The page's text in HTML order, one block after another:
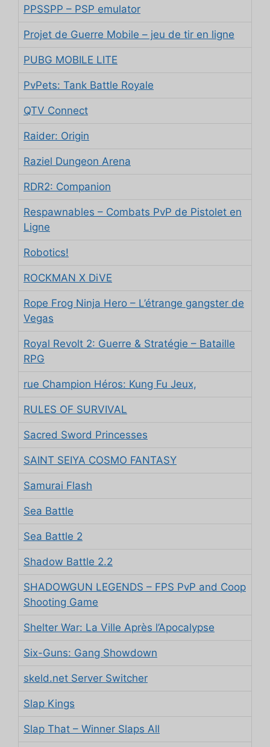
PPSSPP – PSP emulator
Projet de Guerre Mobile – jeu de tir en ligne
PUBG MOBILE LITE
PvPets: Tank Battle Royale
QTV Connect
Raider: Origin
Raziel Dungeon Arena
RDR2: Companion
Respawnables – Combats PvP de Pistolet en
Ligne
Robotics!
ROCKMAN X DiVE
Rope Frog Ninja Hero – L’étrange gangster de
Vegas
Royal Revolt 2: Guerre & Stratégie – Bataille
RPG
rue Champion Héros: Kung Fu Jeux,
RULES OF SURVIVAL
Sacred Sword Princesses
SAINT SEIYA COSMO FANTASY
Samurai Flash
Sea Battle
Sea Battle 2
Shadow Battle 2.2
SHADOWGUN LEGENDS – FPS PvP and Coop
Shooting Game
Shelter War: La Ville Après l’Apocalypse
Six-Guns: Gang Showdown
skeld.net Server Switcher
Slap Kings
Slap That – Winner Slaps All